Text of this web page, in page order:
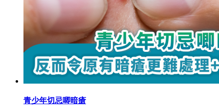
青少年切忌唧暗瘡